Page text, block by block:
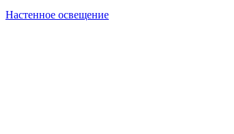
Настенное освещение